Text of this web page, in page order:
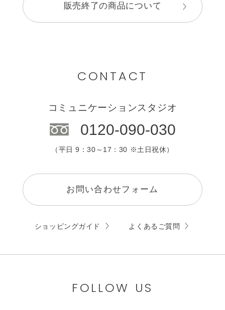
販売終了の商品について
CONTACT
コミュニケーションスタジオ
0120-090-030
（平日 9：30～17：30 ※土日祝休）
お問い合わせフォーム
ショッピングガイド よくあるご質問
FOLLOW US